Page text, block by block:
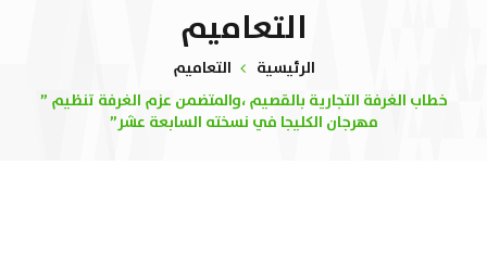
لقطاع الترفيه – الثقافة – السياحة”
التعاميم
الرئيسية
التعاميم
خطاب الغرفة التجارية بالقصيم ،والمتضمن عزم الغرفة تنظيم ”
مهرجان الكليجا في نسخته السابعة عشر”